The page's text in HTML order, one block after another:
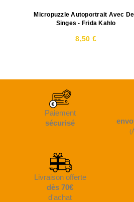
Micropuzzle Autoportrait Avec
Singes - Frida Kahlo
8,50 €
Paiement
sécurisé
Livraison offerte
dès 70€
d'achat